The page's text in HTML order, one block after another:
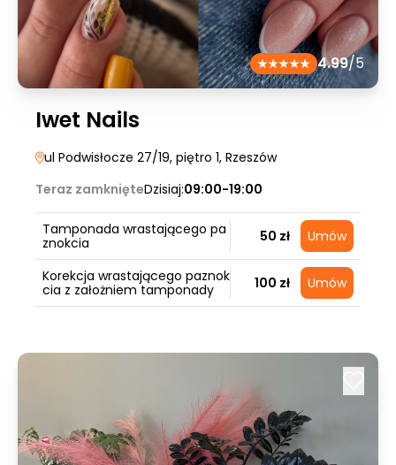
4.99/5
Iwet Nails
ul Podwisłocze 27/19, piętro 1, Rzeszów
Teraz zamknięteDzisiaj:09:00-19:00
Tamponada wrastającego pa
znokcia
50 zł Umów
Korekcja wrastającego paznok
cia z założniem tamponady
100 zł Umów